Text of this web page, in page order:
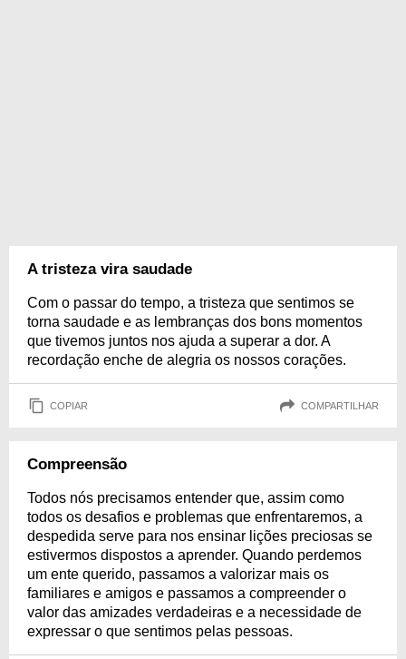
A tristeza vira saudade
Com o passar do tempo, a tristeza que sentimos se
torna saudade e as lembranças dos bons momentos
que tivemos juntos nos ajuda a superar a dor. A
recordação enche de alegria os nossos corações.
COPIAR COMPARTILHAR
Compreensão
Todos nós precisamos entender que, assim como
todos os desafios e problemas que enfrentaremos, a
despedida serve para nos ensinar lições preciosas se
estivermos dispostos a aprender. Quando perdemos
um ente querido, passamos a valorizar mais os
familiares e amigos e passamos a compreender o
valor das amizades verdadeiras e a necessidade de
expressar o que sentimos pelas pessoas.